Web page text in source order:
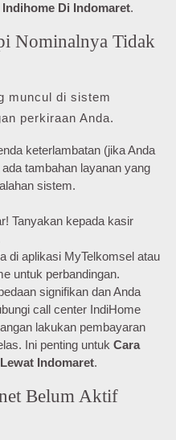
Indihome Di Indomaret.
Nominalnya Tidak
muncul di sistem
perkiraan Anda.
keterlambatan (jika Anda
tambahan layanan yang
sistem.
Tanyakan kepada kasir
di aplikasi MyTelkomsel atau
untuk perbandingan.
signifikan dan Anda
call center IndiHome
lakukan pembayaran
Ini penting untuk Cara
Indomaret.
Belum Aktif